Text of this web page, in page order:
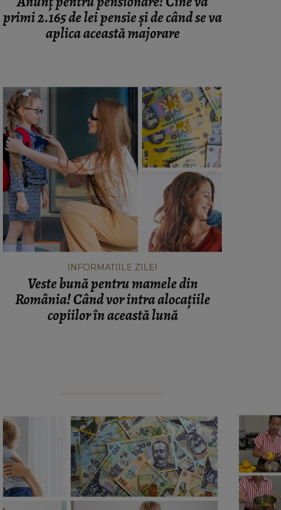
primi 2.165 de lei pensie și de când se va
aplica această majorare
INFORMATIILE ZILEI
Veste bună pentru mamele din
România! Când vor intra alocațiile
copiilor în această lună